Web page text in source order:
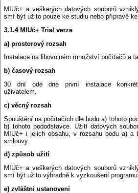
MIUč+ a veškerých datových souborů
smí být užito pouze ke studiu nebo přípravě
3.1.4 MIUč+ Trial verze
a) prostorový rozsah
Instalace na libovolném množství počítačů a
b) časový rozsah
30 dní ode dne první instalace
uživatelem.
c) věcný rozsah
Spouštění na počítačích dle bodu a) tohoto
b) tohoto pododstavce. Užití datových
MIUč+ i jejich obsahu, v rozsahu bodu a) a
smlouvy.
d) způsob užití
MIUč+ a veškerých datových souborů
smí být užito výhradně k vyzkoušení
e) zvláštní ustanovení